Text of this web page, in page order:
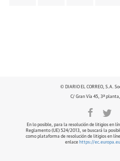
© DIARIO EL CORREO, S.A.
C/ Gran Vía 45, 3ª
En lo posible, para la resolución de litigios en
Reglamento (UE) 524/2013, se buscará la
como plataforma de resolución de litigios en
enlace https://